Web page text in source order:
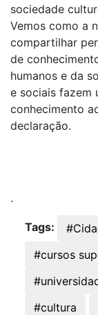
sociedade
Vemos como a
compartilhar
de
humanos e da
e sociais fazem
conhecimento
declaração.
.
Tags:
#cursos
#cultura